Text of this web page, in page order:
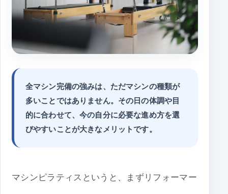
全マシン完備の強みは、ただマシンの種類が
多いことではありません。その日の体調や目
的に合わせて、今の自分に必要な進め方を選
びやすいことが大きなメリットです。
マシンピラティスというと、まずリフォーマー